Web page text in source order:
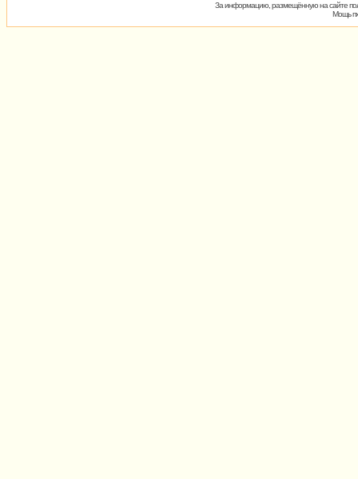
За информацию, размещённую на сайте
Мощь